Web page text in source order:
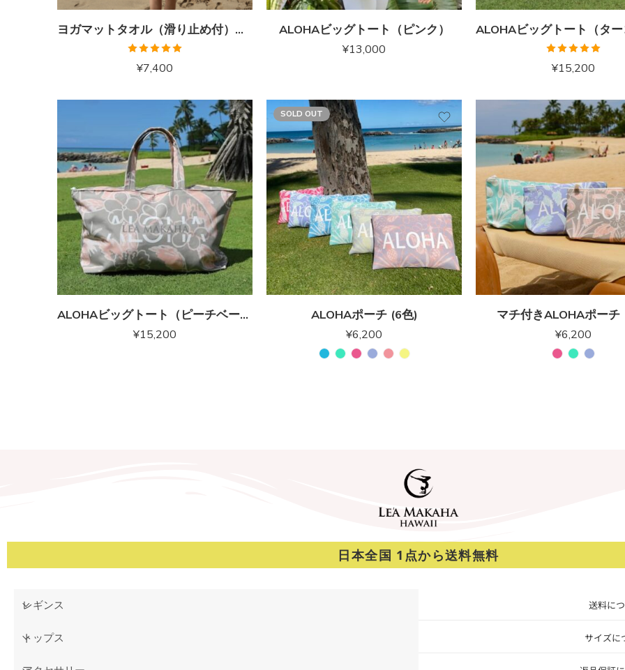
ヨガマットタオル（滑り止め付）パイナップルイエロー
5段階中
¥7,400
ALOHAビッグトート（ピンク）
¥13,000
5段階中
¥15,200
ALOHAビッグトート（ピーチベージュ）
¥15,200
SOLD OUT
ALOHAポーチ (6色)
¥6,200
マチ付きALOHAポーチ
¥6,200
日本全国 1点から送料無料
レギンス
トップス
送料に
サイズに